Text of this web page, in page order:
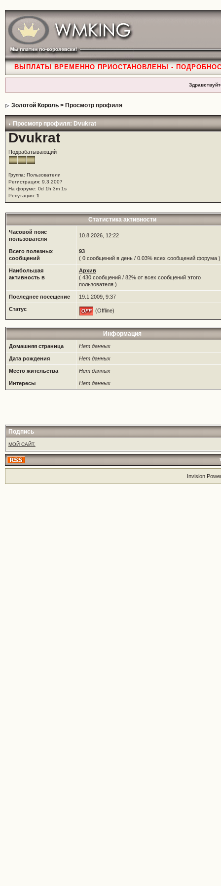
ВЫПЛАТЫ ВРЕМЕННО ПРИОСТАНОВЛЕНЫ -
Золотой Король> Просмотр профиля
Просмотр профиля: Dvukrat
Dvukrat
Подрабатывающий
Группа: Пользователи
Регистрация: 9.3.2007
На форуме: 0d 1h 3m 1s
Репутация: 1
Статистика активности
Часовой пояс
пользователя
10.8.2026, 12:22
Всего полезных
сообщений
93
( 0 сообщений в день / 0.03% всех сообщений форума )
Наибольшая
активность в
Архив
( 430 сообщений / 82% от всех сообщений этого
пользователя )
Последнее посещение 19.1.2009, 9:37
Статус (Offline)
Информация
Домашняя страница Нет данных
Дата рождения Нет данных
Место жительства Нет данных
Интересы Нет данных
Подпись
МОЙ САЙТ.
Invision